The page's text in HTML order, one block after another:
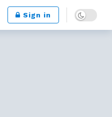
Sign in Dark mode